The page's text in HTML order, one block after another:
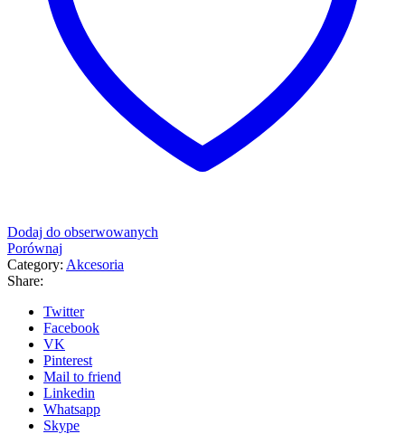
Dodaj do obserwowanych
Porównaj
Category: Akcesoria
Share:
Twitter
Facebook
VK
Pinterest
Mail to friend
Linkedin
Whatsapp
Skype